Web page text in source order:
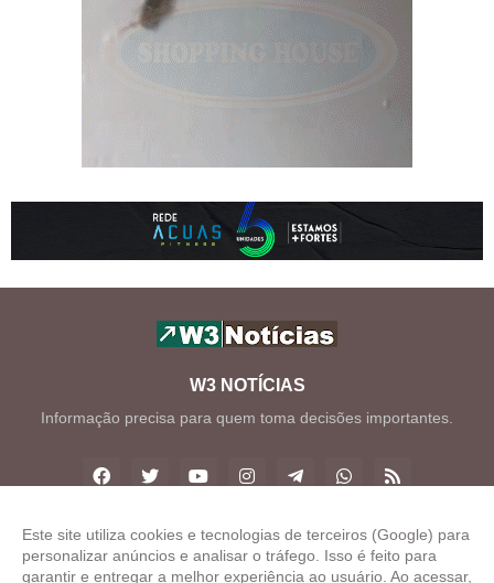
W3 NOTÍCIAS
Informação precisa para quem toma decisões importantes.
Copyright ©2026W3 Notícias
Este site utiliza cookies e tecnologias de terceiros (Google) para
personalizar anúncios e analisar o tráfego. Isso é feito para
garantir e entregar a melhor experiência ao usuário. Ao acessar,